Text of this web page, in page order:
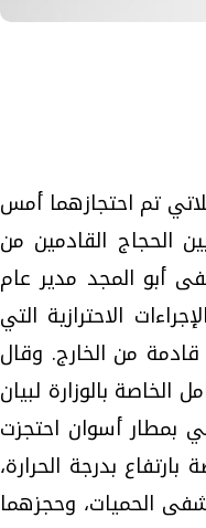
تم احتجازهما أمس
الحجاج القادمين من
أبو المجد مدير عام
الاحترازية التي
من الخارج. وقال
الخاصة بالوزارة لبيان
بمطار أسوان احتجزت
بدرجة الحرارة،
الحميات، وحجزهما
الجامعي .. تساؤلات